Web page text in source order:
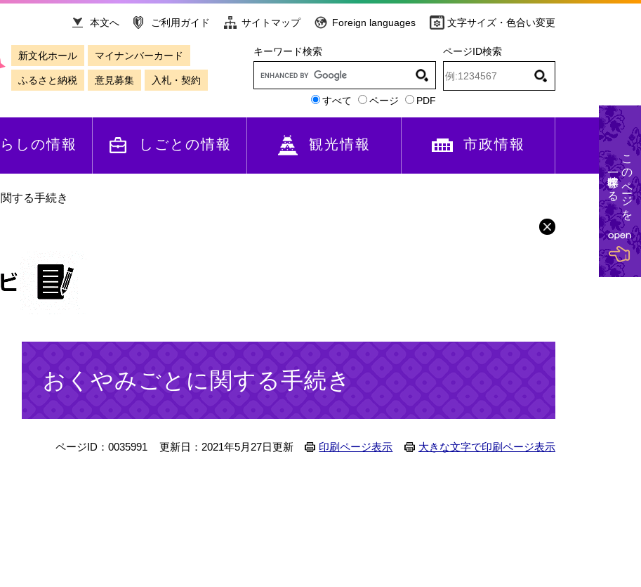
本文へ ご利用ガイド サイトマップ Foreign languages 文字サイズ・色合い変更
新文化ホール マイナンバーカード
ふるさと納税 意見募集 入札・契約
キーワード検索
すべて ページ PDF
ページID検索
しの情報 しごとの情報 観光情報 市政情報
する手続き
おくやみごとに関する手続き
ページID：0035991 更新日：2021年5月27日更新 印刷ページ表示 大きな文字で印刷ページ表示
このページを
一時保存する